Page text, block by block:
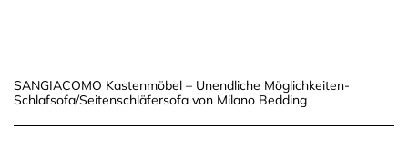
Post
navigation
SANGIACOMO Kastenmöbel – Unendliche Möglichkeiten-
Schlafsofa/Seitenschläfersofa von Milano Bedding